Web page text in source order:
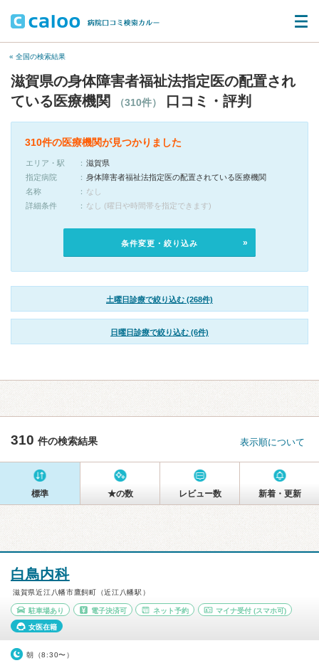
« 全国の検索結果
滋賀県の身体障害者福祉法指定医の配置され
ている医療機関
（310件） 口コミ・評判
310件の医療機関が見つかりました
エリア・駅
滋賀県
指定病院
身体障害者福祉法指定医の配置されている医療機関
名称
なし
詳細条件
なし (曜日や時間帯を指定できます)
条件変更・絞り込み
土曜日診療で絞り込む (268件)
日曜日診療で絞り込む (6件)
310 件の検索結果 表示順について
標準 ★の数 レビュー数 新着・更新
白鳥内科
滋賀県近江八幡市鷹飼町（近江八幡駅）
駐車場あり 電子決済可 ネット予約 マイナ受付 (スマホ可)
女医在籍
朝（8:30〜）